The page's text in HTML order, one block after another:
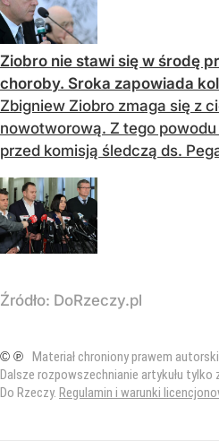
Ziobro nie stawi się w środę
choroby. Sroka zapowiada
Zbigniew Ziobro zmaga się z
nowotworową. Z tego
przed komisją śledczą ds.
Źródło: DoRzeczy.pl
© ℗ Materiał chroniony prawem
Dalsze rozpowszechnianie artykułu tylko
Do Rzeczy. Regulamin i warunki